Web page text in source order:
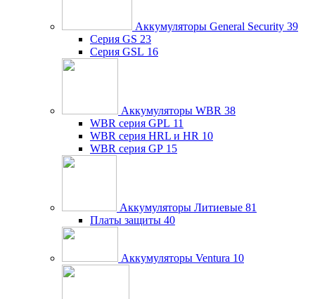
Аккумуляторы General Security 39
Серия GS 23
Серия GSL 16
Аккумуляторы WBR 38
WBR серия GPL 11
WBR серия HRL и HR 10
WBR серия GP 15
Аккумуляторы Литиевые 81
Платы защиты 40
Аккумуляторы Ventura 10